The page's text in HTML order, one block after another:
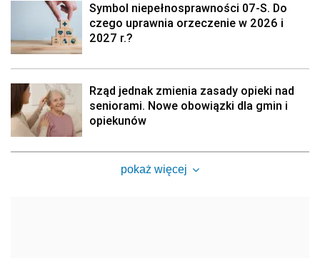
Symbol niepełnosprawności 07-S. Do
czego uprawnia orzeczenie w 2026 i
2027 r.?
Rząd jednak zmienia zasady opieki nad
seniorami. Nowe obowiązki dla gmin i
opiekunów
pokaż więcej